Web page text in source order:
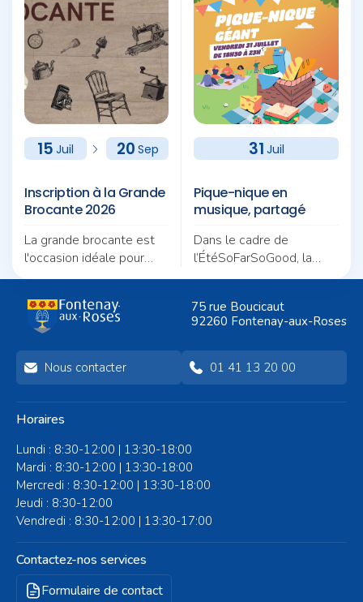
15 Juil 20 Sep
Inscription à la Grande
Brocante 2026
La grande brocante est
l'occasion idéale pour
dénicher de bonnes
stand avant le 20
septembre si vous
souhaitez exposer
31 Juil
Pique-nique en
musique, partagé
Dans le cadre de
l’ÉtéSoFarSoGood, la
Ville vous invite à un
placé sous le signe de la
convivialité.
75 rue Boucicaut
92260 Fontenay-aux-Roses
Nous contacter 01 41 13 20 00
Horaires
Lundi : 8:30-12:00 | 13:30-18:00
Mardi : 8:30-12:00 | 13:30-18:00
Mercredi : 8:30-12:00 | 13:30-18:00
Jeudi : 8:30-12:00
Vendredi : 8:30-12:00 | 13:30-17:00
Contactez-nos services
Formulaire de contact